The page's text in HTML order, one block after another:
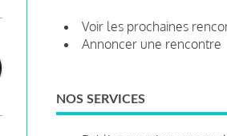
Voir les prochaines
Annoncer une rencontre
NOS SERVICES